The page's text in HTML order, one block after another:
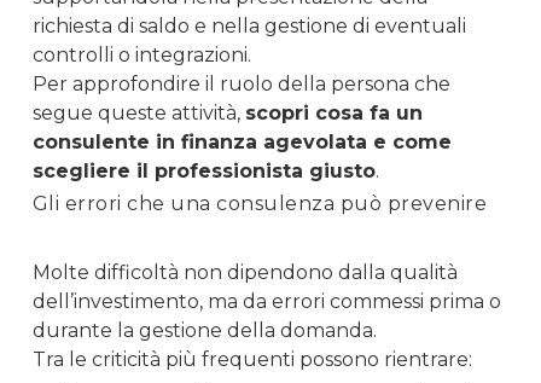
richiesta di saldo e nella gestione di eventuali
controlli o integrazioni.
Per approfondire il ruolo della persona che
segue queste attività, scopri cosa fa un
consulente in finanza agevolata e come
scegliere il professionista giusto.
Gli errori che una consulenza può prevenire
Molte difficoltà non dipendono dalla qualità
dell’investimento, ma da errori commessi prima o
durante la gestione della domanda.
Tra le criticità più frequenti possono rientrare: